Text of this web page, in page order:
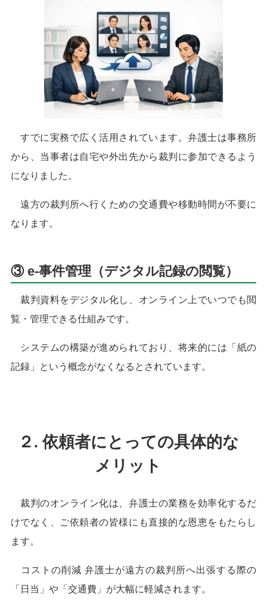
すでに実務で広く活用されています。弁護士は事務所
から、当事者は自宅や外出先から裁判に参加できるよう
になりました。
遠方の裁判所へ行くための交通費や移動時間が不要に
なります。
③ e-事件管理（デジタル記録の閲覧）
裁判資料をデジタル化し、オンライン上でいつでも閲
覧・管理できる仕組みです。
システムの構築が進められており、将来的には「紙の
記録」という概念がなくなるとされています。
２. 依頼者にとっての具体的な
メリット
裁判のオンライン化は、弁護士の業務を効率化するだ
けでなく、ご依頼者の皆様にも直接的な恩恵をもたらし
ます。
コストの削減 弁護士が遠方の裁判所へ出張する際の
「日当」や「交通費」が大幅に軽減されます。